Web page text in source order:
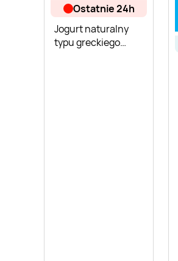
ostatnie 24h
Jogurt naturalny
typu greckiego